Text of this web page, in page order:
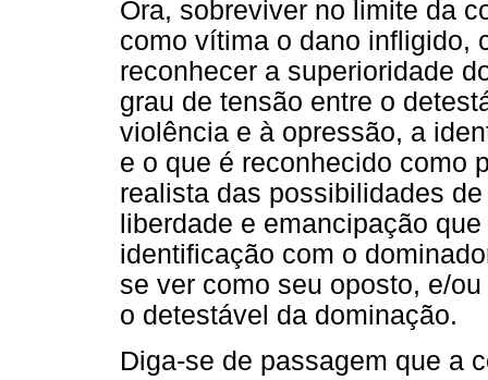
Ora, sobreviver no limite da
como vítima o dano infligido,
reconhecer a superioridade
grau de tensão entre o
violência e à opressão, a
e o que é reconhecido como
realista das possibilidades
liberdade e emancipação
identificação com o
se ver como seu oposto, e/
o detestável da dominação.
Diga-se de passagem que a